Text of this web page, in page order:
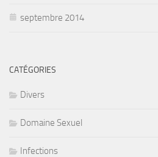
septembre 2014
CATÉGORIES
Divers
Domaine Sexuel
Infections